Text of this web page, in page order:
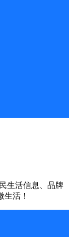
生活信息、品牌
活！